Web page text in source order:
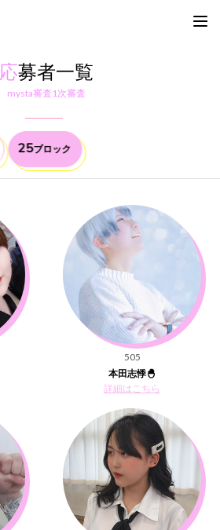
応募者一覧
mysta審査1次審査
25ブロック
505
本田志悸🐣
詳細はこちら